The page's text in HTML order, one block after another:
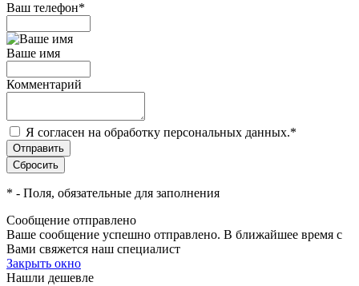
Ваш телефон*
Ваше имя
Комментарий
Я согласен на обработку персональных данных.*
* - Поля, обязательные для заполнения
Сообщение отправлено
Ваше сообщение успешно отправлено. В ближайшее время с
Вами свяжется наш специалист
Закрыть окно
Нашли дешевле